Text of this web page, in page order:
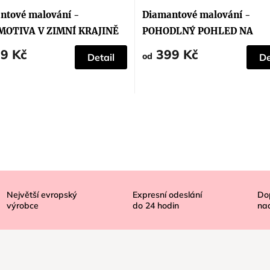
malování -
V ZIMNÍ KRAJINĚ
Kč Detail
Diamantové malování -
POHODLNÝ POHLED NA
ZASNĚŽENÉ JEZERO
od 399 Kč
Největší evropský
výrobce
Expresní odeslání
do 24hodin